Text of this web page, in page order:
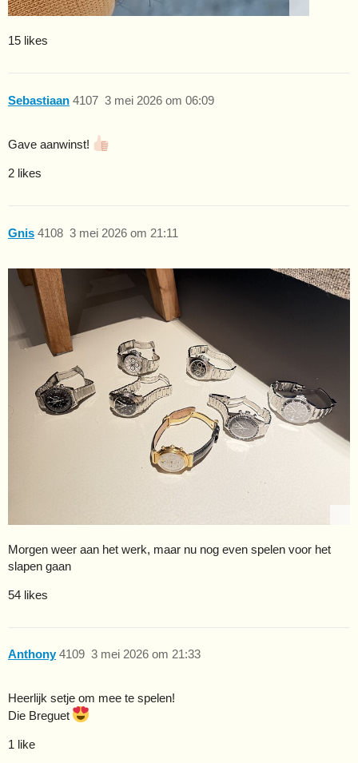
15 likes
Sebastiaan 3 mei 2026 om 06:09
4107
Gave aanwinst!
2 likes
Gnis 3 mei 2026 om 21:11
4108
Morgen weer aan het werk, maar nu nog even spelen voor het
slapen gaan
54 likes
Anthony 3 mei 2026 om 21:33
4109
Heerlijk setje om mee te spelen!
Die Breguet
1 like